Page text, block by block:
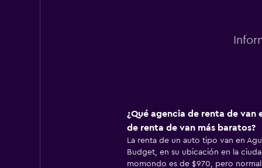
¿Qué agencia de renta de van
de renta de van más baratos?
La renta de un auto tipo van en
Budget, en su ubicación en la
momondo es de $970, pero